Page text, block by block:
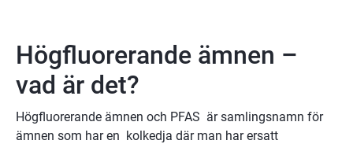
Högfluorerande ämnen –
vad är det?
Högfluorerande ämnen och PFAS  är samlingsnamn för
ämnen som har en  kolkedja där man har ersatt